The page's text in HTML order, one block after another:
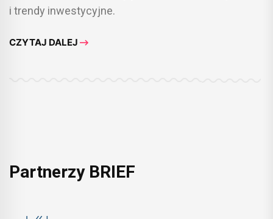
i trendy inwestycyjne.
CZYTAJ DALEJ
Partnerzy BRIEF